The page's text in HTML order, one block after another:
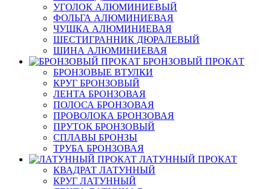
УГОЛОК АЛЮМИНИЕВЫЙ
ФОЛЬГА АЛЮМИНИЕВАЯ
ЧУШКА АЛЮМИНИЕВАЯ
ШЕСТИГРАННИК ДЮРАЛЕВЫЙ
ШИНА АЛЮМИНИЕВАЯ
БРОНЗОВЫЙ ПРОКАТ
БРОНЗОВЫЕ ВТУЛКИ
КРУГ БРОНЗОВЫЙ
ЛЕНТА БРОНЗОВАЯ
ПОЛОСА БРОНЗОВАЯ
ПРОВОЛОКА БРОНЗОВАЯ
ПРУТОК БРОНЗОВЫЙ
СПЛАВЫ БРОНЗЫ
ТРУБА БРОНЗОВАЯ
ЛАТУННЫЙ ПРОКАТ
КВАДРАТ ЛАТУННЫЙ
КРУГ ЛАТУННЫЙ